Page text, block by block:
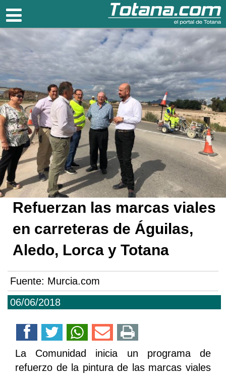
Totana.com
06/06/2018
Refuerzan las marcas viales
en carreteras de Águilas,
Aledo, Lorca y Totana
Fuente: Murcia.com
La Comunidad inicia un programa de
refuerzo de la pintura de las marcas viales